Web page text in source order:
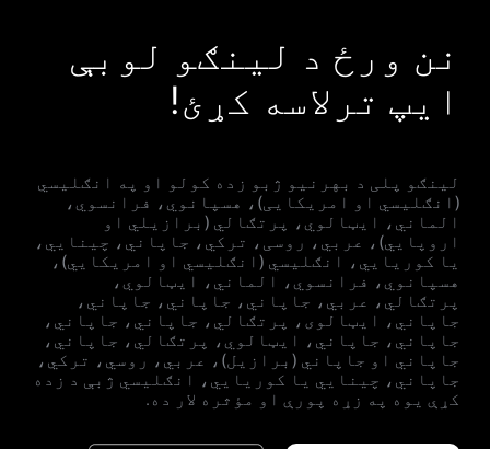
نن ورځ د لینګو لوبې
ایپ ترلاسه کړئ!
لینګو پلی د بهرنیو ژبو زده کولو او په انګلیسي
(انګلیسي او امریکایی)، هسپانوي، فرانسوي،
الماني، ایټالوي، پرتګالي (برازیلي او
اروپايي)، عربي، روسی، ترکي، جاپاني، چینایي،
یا کوریايي، انګلیسي (انګلیسي او امریکایي)،
هسپانوي، فرانسوي، الماني، ایټالوي،
پرتګالي، عربي، جاپاني، جاپاني، جاپاني،
جاپاني، ایټالوی، پرتګالي، جاپاني، جاپاني،
جاپاني، جاپاني، ایټالوي، پرتګالي، جاپاني،
جاپاني او جاپاني (برازيل)، عربي، روسي، ترکي،
جاپاني، چینايي یا کوریايي، انګلیسي ژبې د زده
کړې یوه په زړه پورې او مؤثره لار ده.